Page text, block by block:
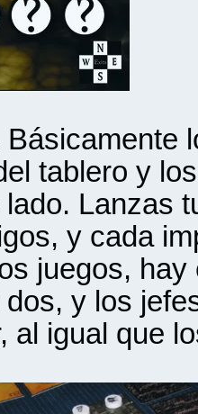
Básicamente
tablero y
Lanzas
y cada
juegos,
y los
al igual que